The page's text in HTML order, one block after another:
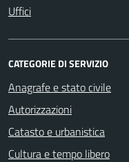
Uffici
CATEGORIE DI SERVIZIO
Anagrafe e stato civile
Autorizzazioni
Catasto e urbanistica
Cultura e tempo libero